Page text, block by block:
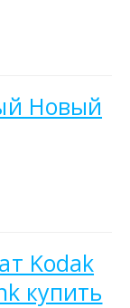
Новый
Kodak
купить